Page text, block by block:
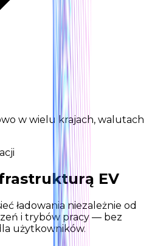
w wielu krajach, walutach
EV
ładowania niezależnie od
i trybów pracy — bez
użytkowników.